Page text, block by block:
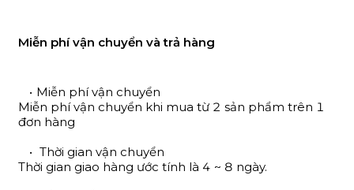
Miễn phí vận chuyển và trả hàng
Miễn phí vận chuyển
Miễn phí vận chuyển khi mua từ 2 sản phẩm trên 1
đơn hàng
Thời gian vận chuyển
Thời gian giao hàng ước tính là 4 ~ 8 ngày.